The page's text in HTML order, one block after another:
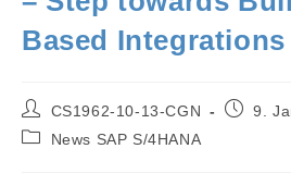
Based
Beitrags-
Autor:
CS1962-10-13-CGN
Beitrag
9.
Beitrags-
News SAP S/4HANA